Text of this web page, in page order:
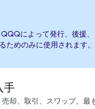
によって発行、後援
ためのみに使用されます。
却、取引、スワップ。最